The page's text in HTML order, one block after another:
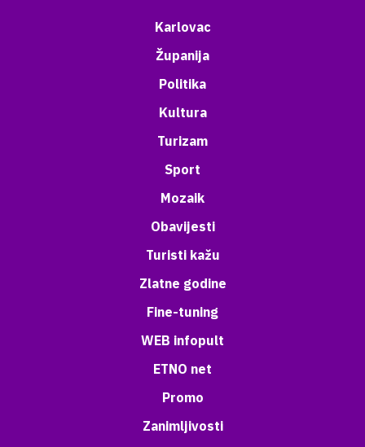
Karlovac
Županija
Politika
Kultura
Turizam
Sport
Mozaik
Obavijesti
Turisti kažu
Zlatne godine
Fine-tuning
WEB infopult
ETNO net
Promo
Zanimljivosti